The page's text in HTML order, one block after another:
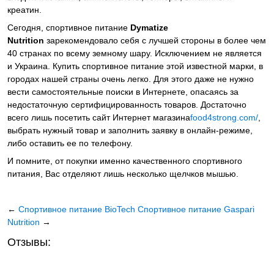
креатин.
Сегодня, спортивное питание Dymatize
Nutrition зарекомендовало себя с лучшей стороны в более чем
40 странах по всему земному шару. Исключением не является
и Украина. Купить спортивное питание этой известной марки, в
городах нашей страны очень легко. Для этого даже не нужно
вести самостоятельные поиски в Интернете, опасаясь за
недостаточную сертифицированность товаров. Достаточно
всего лишь посетить сайт Интернет магазинаfood4strong.com/
выбрать нужный товар и заполнить заявку в онлайн-режиме,
либо оставить ее по телефону.
И помните, от покупки именно качественного спортивного
питания, Вас отделяют лишь несколько щелчков мышью.
← Спортивное питание BioTech Спортивное питание Gaspari
Nutrition →
Отзывы: